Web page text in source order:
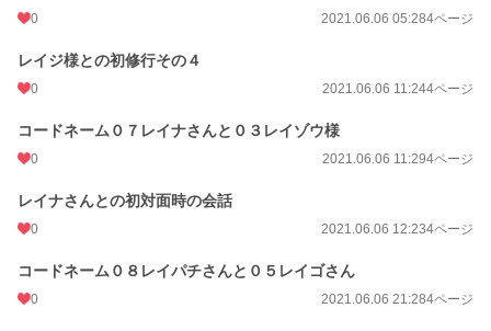
0 2021.06.06 05:284ページ
レイジ様との初修行その４
0 2021.06.06 11:244ページ
コードネーム０７レイナさんと０３レイゾウ様
0 2021.06.06 11:294ページ
レイナさんとの初対面時の会話
0 2021.06.06 12:234ページ
コードネーム０８レイパチさんと０５レイゴさん
0 2021.06.06 21:284ページ